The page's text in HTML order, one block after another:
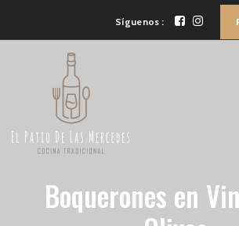
Síguenos :
Boquerones en